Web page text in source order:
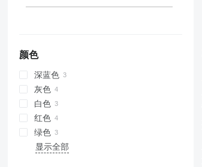
颜色
深蓝色
灰色
白色
红色
绿色
显示全部